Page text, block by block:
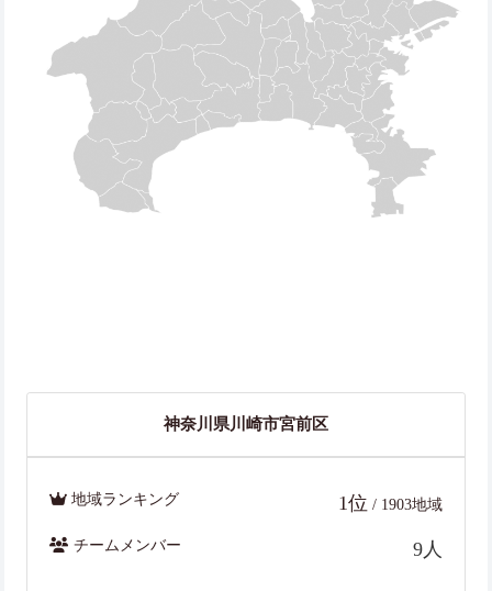
神奈川県川崎市宮前区
地域ランキング 1位 / 1903地域
チームメンバー 9人